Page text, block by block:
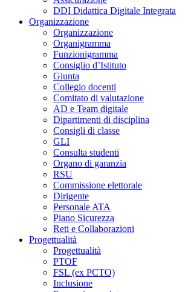
DDI Didattica Digitale Integrata
Organizzazione
Organizzazione
Organigramma
Funzionigramma
Consiglio d’Istituto
Giunta
Collegio docenti
Comitato di valutazione
AD e Team digitale
Dipartimenti di disciplina
Consigli di classe
GLI
Consulta studenti
Organo di garanzia
RSU
Commissione elettorale
Dirigente
Personale ATA
Piano Sicurezza
Reti e Collaborazioni
Progettualità
Progettualità
PTOF
FSL (ex PCTO)
Inclusione